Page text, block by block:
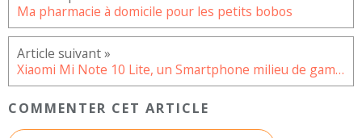
Ma pharmacie à domicile pour les petits bobos
Xiaomi Mi Note 10 Lite, un Smartphone milieu de gamme plein de surprises
COMMENTER CET ARTICLE